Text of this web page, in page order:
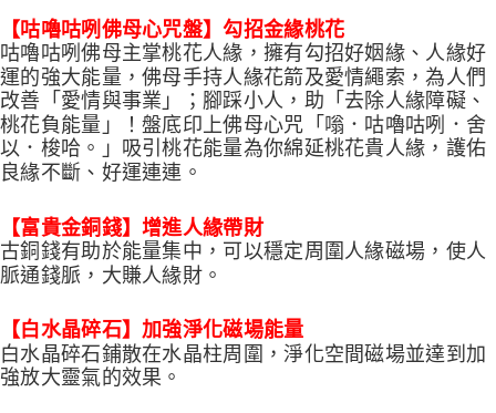
【咕嚕咕咧佛母心咒盤】勾招金緣桃花
咕嚕咕咧佛母主掌桃花人緣，擁有勾招好姻緣、人緣好
運的強大能量，佛母手持人緣花箭及愛情繩索，為人們
改善「愛情與事業」；腳踩小人，助「去除人緣障礙、
桃花負能量」！盤底印上佛母心咒「嗡．咕嚕咕咧．舍
以．梭哈。」吸引桃花能量為你綿延桃花貴人緣，護佑
良緣不斷、好運連連。
【富貴金銅錢】增進人緣帶財
古銅錢有助於能量集中，可以穩定周圍人緣磁場，使人
脈通錢脈，大賺人緣財。
【白水晶碎石】加強淨化磁場能量
白水晶碎石鋪散在水晶柱周圍，淨化空間磁場並達到加
強放大靈氣的效果。